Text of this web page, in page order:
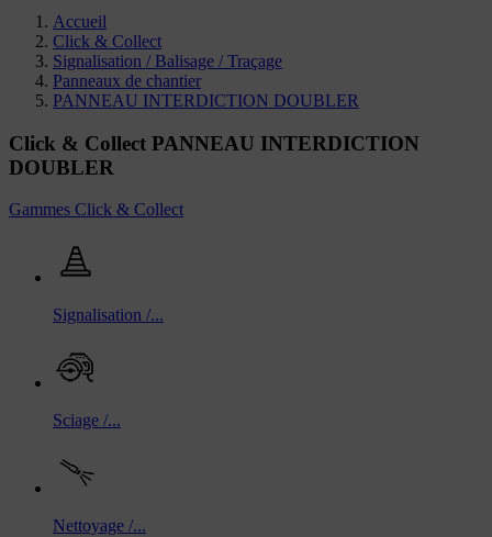
Accueil
Click & Collect
Signalisation / Balisage / Traçage
Panneaux de chantier
PANNEAU INTERDICTION DOUBLER
Click & Collect PANNEAU INTERDICTION
DOUBLER
Gammes Click & Collect
Signalisation /...
Sciage /...
Nettoyage /...